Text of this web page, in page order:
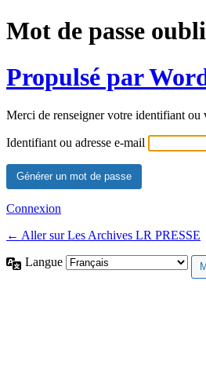
Mot de passe
Propulsé par
Merci de renseigner votre identifiant ou
Identifiant ou adresse e-mail
Connexion
← Aller sur Les Archives LR PRESSE
Langue